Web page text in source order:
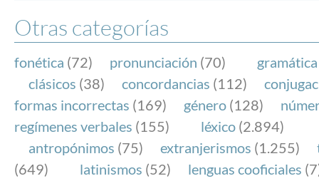
NOTICIAS
SOBRE LA FUNDÉURAE
FundéuRAE es una fundación patrocinada por la
y la Real Academia Española, cuyo objetivo es
el buen uso del español en los medios de
Internet.
Otras categorías
fonética (72) pronunciación (70) gramática
clásicos (38) concordancias (112)
formas incorrectas (169) género (128)
regímenes verbales (155) léxico (2.894)
antropónimos (75) extranjerismos (1.255)
(649)
latinismos (52) lenguas cooficiales